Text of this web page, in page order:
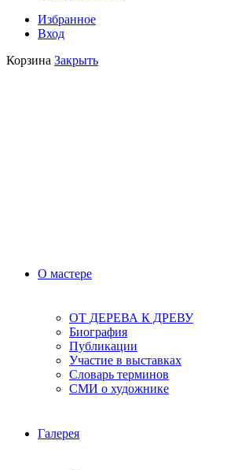
Избранное
Вход
Корзина Закрыть
О мастере
ОТ ДЕРЕВА К ДРЕВУ
Биография
Публикации
Участие в выставках
Словарь терминов
СМИ о художнике
Галерея